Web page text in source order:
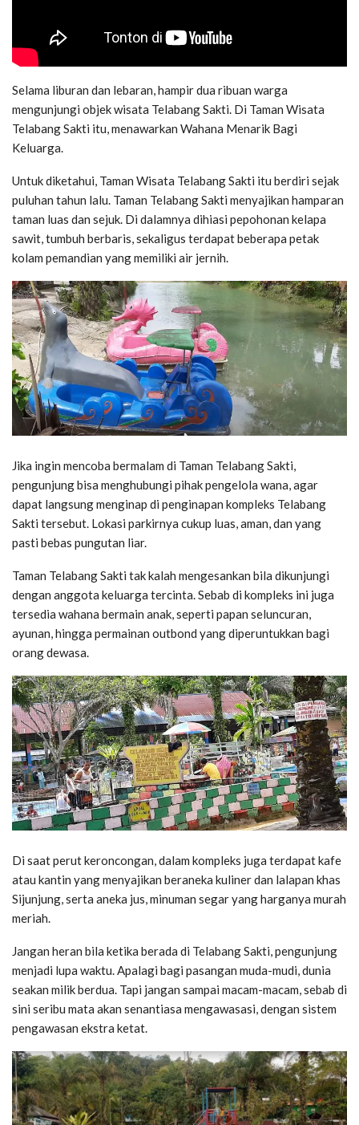
Selama liburan dan lebaran, hampir dua ribuan warga
mengunjungi objek wisata Telabang Sakti. Di Taman Wisata
Telabang Sakti itu, menawarkan Wahana Menarik Bagi
Keluarga.
Untuk diketahui, Taman Wisata Telabang Sakti itu berdiri sejak
puluhan tahun lalu. Taman Telabang Sakti menyajikan hamparan
taman luas dan sejuk. Di dalamnya dihiasi pepohonan kelapa
sawit, tumbuh berbaris, sekaligus terdapat beberapa petak
kolam pemandian yang memiliki air jernih.
Jika ingin mencoba bermalam di Taman Telabang Sakti,
pengunjung bisa menghubungi pihak pengelola wana, agar
dapat langsung menginap di penginapan kompleks Telabang
Sakti tersebut. Lokasi parkirnya cukup luas, aman, dan yang
pasti bebas pungutan liar.
Taman Telabang Sakti tak kalah mengesankan bila dikunjungi
dengan anggota keluarga tercinta. Sebab di kompleks ini juga
tersedia wahana bermain anak, seperti papan seluncuran,
ayunan, hingga permainan outbond yang diperuntukkan bagi
orang dewasa.
Di saat perut keroncongan, dalam kompleks juga terdapat kafe
atau kantin yang menyajikan beraneka kuliner dan lalapan khas
Sijunjung, serta aneka jus, minuman segar yang harganya murah
meriah.
Jangan heran bila ketika berada di Telabang Sakti, pengunjung
menjadi lupa waktu. Apalagi bagi pasangan muda-mudi, dunia
seakan milik berdua. Tapi jangan sampai macam-macam, sebab di
sini seribu mata akan senantiasa mengawasasi, dengan sistem
pengawasan ekstra ketat.